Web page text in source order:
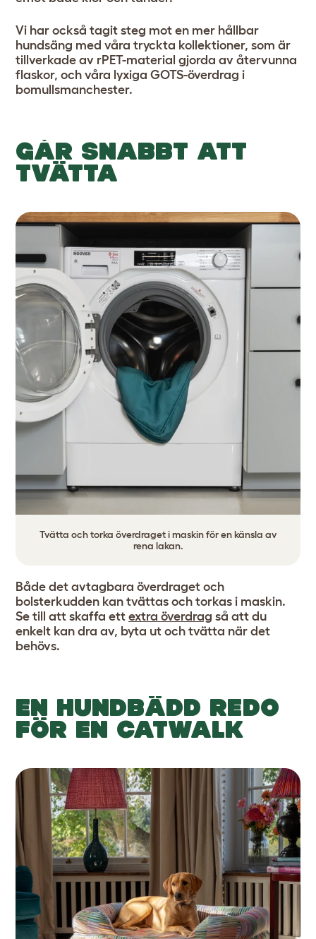
Vi har också tagit steg mot en mer hållbar
hundsäng med våra tryckta kollektioner, som är
tillverkade av rPET-material gjorda av återvunna
flaskor, och våra lyxiga GOTS-överdrag i
bomullsmanchester.
GÅR SNABBT ATT
TVÄTTA
Tvätta och torka överdraget i maskin för en känsla av
rena lakan.
Både det avtagbara överdraget och
bolsterkudden kan tvättas och torkas i maskin.
Se till att skaffa ett extra överdrag så att du
enkelt kan dra av, byta ut och tvätta när det
behövs.
EN HUNDBÄDD REDO
FÖR EN CATWALK